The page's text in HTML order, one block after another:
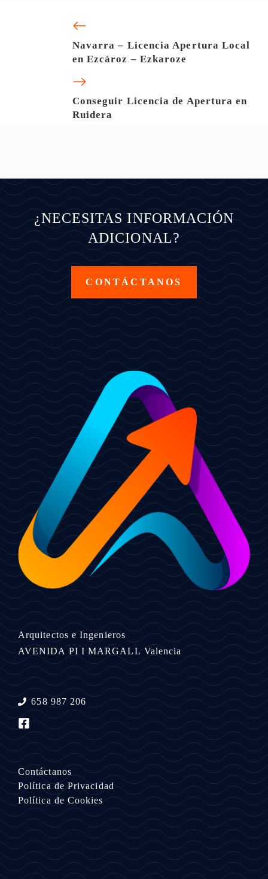
Navarra – Licencia Apertura Local
en Ezcároz – Ezkaroze
Conseguir Licencia de Apertura en
Ruidera
¿NECESITAS INFORMACIÓN
ADICIONAL?
CONTÁCTANOS
Arquitectos e Ingenieros
AVENIDA PI I MARGALL Valencia
658 987 206
Contáctanos
Política de Privacidad
Política de Cookies